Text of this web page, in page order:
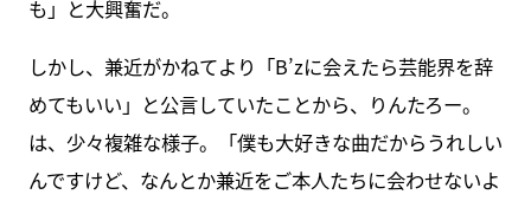
も」と大興奮だ。
しかし、兼近がかねてより「B’zに会えたら芸能界を辞
めてもいい」と公言していたことから、りんたろー。
は、少々複雑な様子。「僕も大好きな曲だからうれしい
んですけど、なんとか兼近をご本人たちに会わせないよ